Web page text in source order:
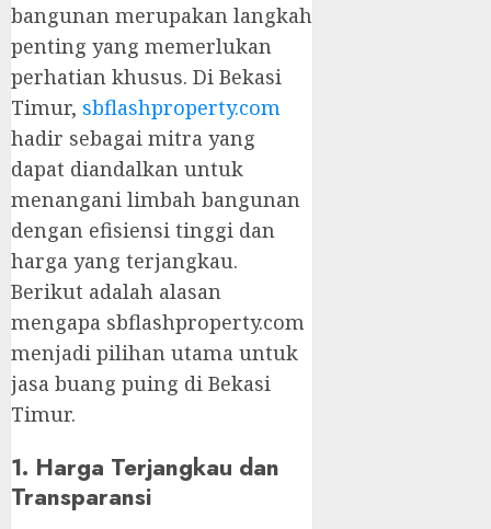
bangunan merupakan langkah
penting yang memerlukan
perhatian khusus. Di Bekasi
Timur, sbflashproperty.com
hadir sebagai mitra yang
dapat diandalkan untuk
menangani limbah bangunan
dengan efisiensi tinggi dan
harga yang terjangkau.
Berikut adalah alasan
mengapa sbflashproperty.com
menjadi pilihan utama untuk
jasa buang puing di Bekasi
Timur.
1. Harga Terjangkau dan
Transparansi